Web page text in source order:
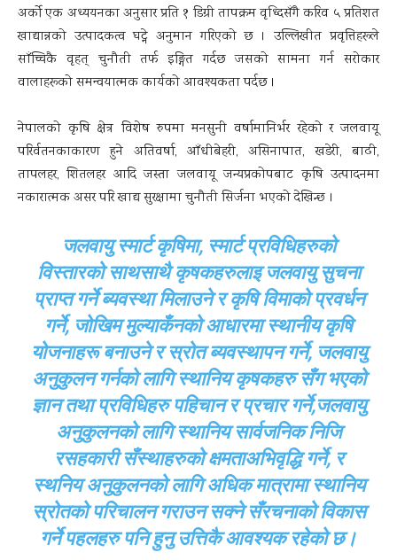
अर्को एक अध्ययनका अनुसार प्रति १ डिग्री तापक्रम वृध्दिसँगै करिव ५ प्रतिशत
खाद्यान्नको उत्पादकत्व घट्ने अनुमान गरिएको छ । उल्लिखीत प्रवृत्तिहरूले
साँच्चिकै वृहत् चुनौती तर्फ इङ्गित गर्दछ जसको सामना गर्न सरोकार
वालाहरूको समन्वयात्मक कार्यको आवश्यकता पर्दछ ।
नेपालको कृषि क्षेत्र विशेष रुपमा मनसुनी वर्षामानिर्भर रहेको र जलवायू
परिर्वतनकाकारण हुने अतिवर्षा, आँधीबेहरी, असिनापात, खडेरी, बाढी,
तापलहर, शितलहर आदि जस्ता जलवायू जन्यप्रकोपबाट कृषि उत्पादनमा
नकारात्मक असर परि खाद्य सुरक्षामा चुनौती सिर्जना भएको देखिन्छ ।
जलवायु स्मार्ट कृषिमा, स्मार्ट प्रविधिहरुको
विस्तारको साथसाथै कृषकहरुलाइ जलवायु सुचना
प्राप्त गर्ने ब्यवस्था मिलाउने र कृषि विमाको प्रवर्धन
गर्ने, जोखिम मुल्याकँनको आधारमा स्थानीय कृषि
योजनाहरू बनाउने र स्रोत ब्यवस्थापन गर्ने, जलवायु
अनुकुलन गर्नको लागि स्थानिय कृषकहरु सँग भएको
ज्ञान तथा प्रविधिहरु पहिचान र प्रचार गर्ने,जलवायु
अनुकुलनको लागि स्थानिय सार्वजनिक निजि
रसहकारी सँस्थाहरुको क्षमताअभिवृद्धि गर्ने, र
स्थनिय अनुकुलनको लागि अधिक मात्रामा स्थानिय
स्रोतको परिचालन गराउन सक्ने सँरचनाको विकास
गर्ने पहलहरु पनि हुनु उत्तिकै आवश्यक रहेको छ।